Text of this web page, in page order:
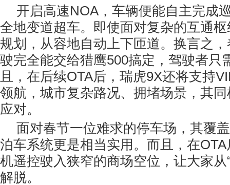
开启高速NOA，车辆便能自主完成
全地变道超车。即使面对复杂的互通
规划，从容地自动上下匝道。换言之
驶完全能交给猎鹰500搞定，驾驶者只
且，在后续OTA后，瑞虎9X还将支持
领航，城市复杂路况、拥堵场景，其
应对。
面对春节一位难求的停车场，其覆
泊车系统更是相当实用。而且，在
机遥控驶入狭窄的商场空位，让大家从
解脱。